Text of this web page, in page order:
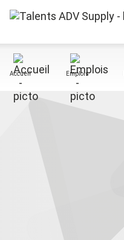
Accueil Emplois